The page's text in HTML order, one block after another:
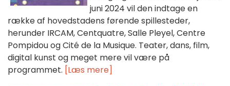
juni 2024 vil den indtage en
række af hovedstadens førende spillesteder,
herunder IRCAM, Centquatre, Salle Pleyel, Centre
Pompidou og Cité de la Musique. Teater, dans, film,
digital kunst og meget mere vil være på
programmet. [Læs mere]